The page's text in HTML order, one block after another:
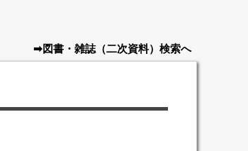
➡図書・雑誌（二次資料） 検索へ